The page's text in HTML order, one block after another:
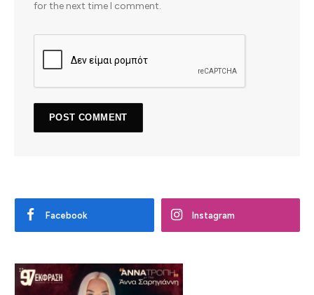
for the next time I comment.
Facebook Instagram